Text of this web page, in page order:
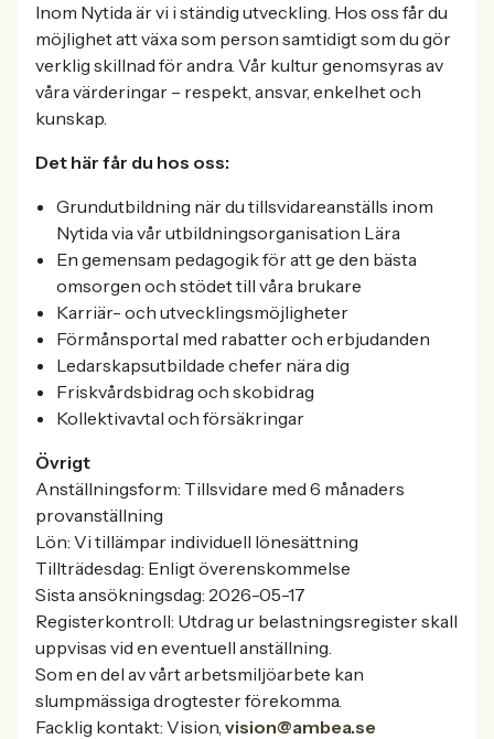
Inom Nytida är vi i ständig utveckling. Hos oss får du
möjlighet att växa som person samtidigt som du gör
verklig skillnad för andra. Vår kultur genomsyras av
våra värderingar – respekt, ansvar, enkelhet och
kunskap.
Det här får du hos oss:
Grundutbildning när du tillsvidareanställs inom
Nytida via vår utbildningsorganisation Lära
En gemensam pedagogik för att ge den bästa
omsorgen och stödet till våra brukare
Karriär- och utvecklingsmöjligheter
Förmånsportal med rabatter och erbjudanden
Ledarskapsutbildade chefer nära dig
Friskvårdsbidrag och skobidrag
Kollektivavtal och försäkringar
Övrigt
Anställningsform: Tillsvidare med 6 månaders
provanställning
Lön: Vi tillämpar individuell lönesättning
Tillträdesdag: Enligt överenskommelse
Sista ansökningsdag: 2026-05-17
Registerkontroll: Utdrag ur belastningsregister skall
uppvisas vid en eventuell anställning.
Som en del av vårt arbetsmiljöarbete kan
slumpmässiga drogtester förekomma.
Facklig kontakt: Vision, vision@ambea.se